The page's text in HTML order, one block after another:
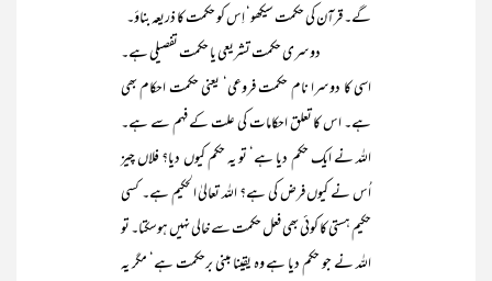
گے۔ قرآن کی حکمت سیکھو‘ اِس کو حکمت کا ذریعہ بناؤ۔
دوسری حکمت تشریعی یا حکمت تفصیلی ہے۔
اسی کا دوسرا نام حکمت فروعی‘ یعنی حکمت احکام بھی
ہے۔ اس کا تعلق احکامات کی علت کے فہم سے ہے۔
اللہ نے ایک حکم دیا ہے‘ تو یہ حکم کیوں دیا؟ فلاں چیز
اُس نے کیوں فرض کی ہے؟ اللہ تعالیٰ الحکیم ہے۔ کسی
حکیم ہستی کا کوئی بھی فعل حکمت سے خالی نہیں ہوسکتا۔ تو
اللہ نے جو حکم دیا ہے وہ یقینا مبنی برحکمت ہے‘ مگر یہ